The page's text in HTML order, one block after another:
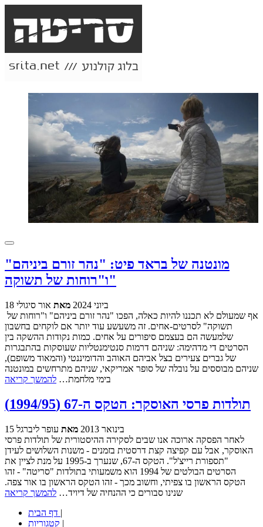
מונטנה של בראד פיט: "נהר זורם ביניהם"
ו"רוחות של תשוקה"
18 ביוני 2024 מאת אור סיגולי
תשוקה" לסרטים-אחים. זה משעשע עוד יותר אם לוקחים בחשבון
שלמעשה הם בעצמם סיפורים על אחים. כמות נקודות ההשקה בין
הסרטים די מדהימה: שניהם דרמות סנטימנטליות שעוסקות בהתבגרות
של גברים צעירים בצל אביהם האוהב והדומיננטי (והמאוד משופם),
שניהם מבוססים על נובלה של סופר אמריקאי, שניהם מתרחשים במונטנה
בימי מלחמת… להמשך קריאה
תולדות פרסי האוסקר: הטקס ה-67 (1994/95)
15 בינואר 2013 מאת עופר ליברגל
לאחר הפסקה ארוכה אנו שבים לסקירה ההיסטורית של תולדות פרסי
האוסקר, אבל עם קפיצה קצת דרסטית בזמנים - משנות השלושים לעידן
"תספורת רייצ'ל". הטקס ה-67, שנערך ב-1995 על מנת לציין את
הסרטים הבולטים של 1994 הוא משמעותי בתולדות "סריטה" - זהו
הטקס הראשון בו צפיתי, וחשוב מכך - זהו הטקס הראשון בו אור צפה.
שנינו סבורים כי ההנחיה של דיויד… להמשך קריאה
|
|